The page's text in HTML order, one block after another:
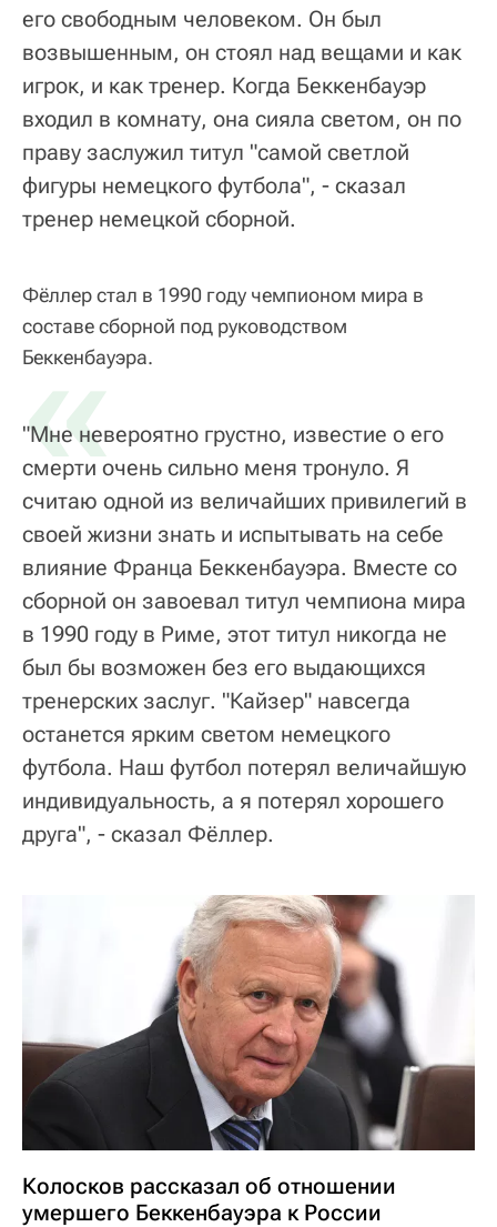
его свободным человеком. Он был
возвышенным, он стоял над вещами и как
игрок, и как тренер. Когда Беккенбауэр
входил в комнату, она сияла светом, он по
праву заслужил титул "самой светлой
фигуры немецкого футбола", - сказал
тренер немецкой сборной.
Фёллер стал в 1990 году чемпионом мира в
составе сборной под руководством
Беккенбауэра.
«
"Мне невероятно грустно, известие о его
смерти очень сильно меня тронуло. Я
считаю одной из величайших привилегий в
своей жизни знать и испытывать на себе
влияние Франца Беккенбауэра. Вместе со
сборной он завоевал титул чемпиона мира
в 1990 году в Риме, этот титул никогда не
был бы возможен без его выдающихся
тренерских заслуг. "Кайзер" навсегда
останется ярким светом немецкого
футбола. Наш футбол потерял величайшую
индивидуальность, а я потерял хорошего
друга", - сказал Фёллер.
Колосков рассказал об отношении
умершего Беккенбауэра к России